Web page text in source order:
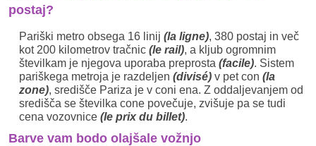
postaj?
Pariški metro obsega 16 linij (la ligne), 380 postaj in več
kot 200 kilometrov tračnic (le rail), a kljub ogromnim
številkam je njegova uporaba preprosta (facile). Sistem
pariškega metroja je razdeljen (divisé) v pet con (la
zone), središče Pariza je v coni ena. Z oddaljevanjem od
središča se številka cone povečuje, zvišuje pa se tudi
cena vozovnice (le prix du billet).
Barve vam bodo olajšale vožnjo